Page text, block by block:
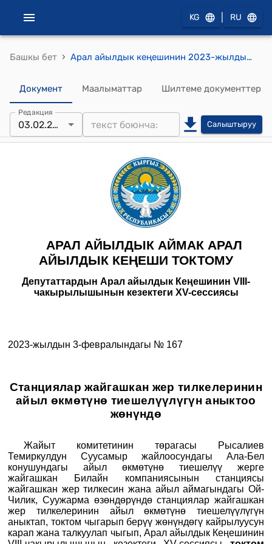
KG RU
Башкы бет › Арал айылдык кеңешинин 2023-жылдын 3-февралындагы № 167 "Станциялар жайгашкан жер тилкелеринин айыл өкмөтүнө тиешелүүлүгүн аныктоо жөнүндө" токтому
Документ Маалыматтар Шилтеме документтер
Редакция
03.02.2023 Салыштыруу